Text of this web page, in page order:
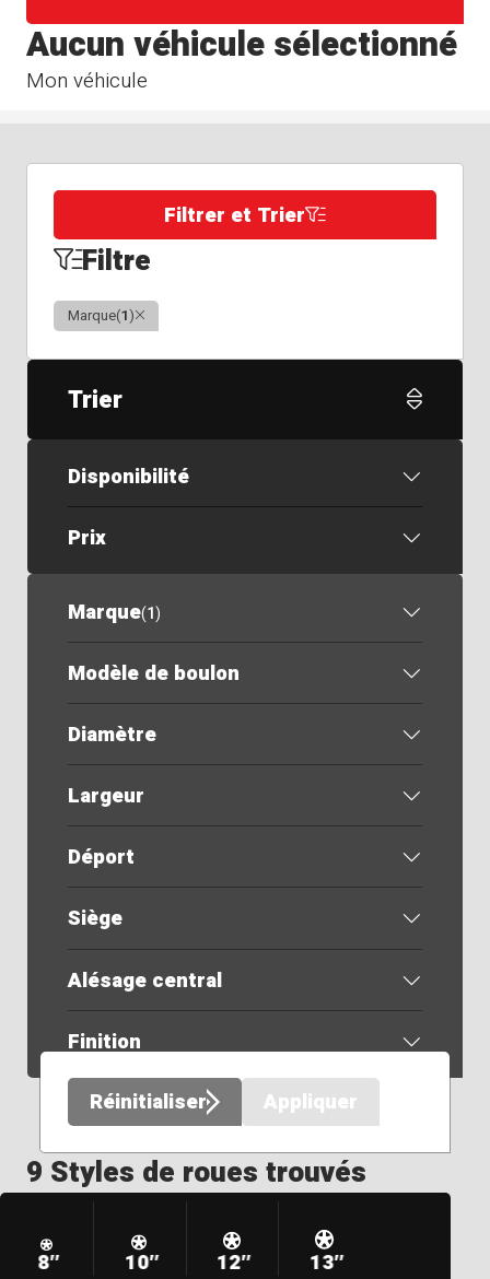
Mon véhicule
Aucun véhicule sélectionné
Filtrer et Trier
Filtre
Marque(1)Clair
Trier
Disponibilité
Prix
Marque(1)
Modèle de boulon
Diamètre
Largeur
Déport
Siège
Alésage central
Finition
Réinitialiser
Appliquer
9 Styles de roues trouvés
8″ 10″ 12″ 13″